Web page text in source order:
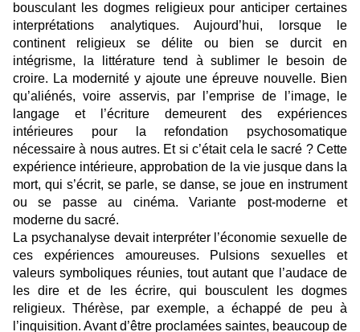
bousculant les dogmes religieux pour anticiper certaines
interprétations analytiques. Aujourd’hui, lorsque le
continent religieux se délite ou bien se durcit en
intégrisme, la littérature tend à sublimer le besoin de
croire. La modernité y ajoute une épreuve nouvelle. Bien
qu’aliénés, voire asservis, par l’emprise de l’image, le
langage et l’écriture demeurent des expériences
intérieures pour la refondation psychosomatique
nécessaire à nous autres. Et si c’était cela le sacré ? Cette
expérience intérieure, approbation de la vie jusque dans la
mort, qui s’écrit, se parle, se danse, se joue en instrument
ou se passe au cinéma. Variante post-moderne et
moderne du sacré.
La psychanalyse devait interpréter l’économie sexuelle de
ces expériences amoureuses. Pulsions sexuelles et
valeurs symboliques réunies, tout autant que l’audace de
les dire et de les écrire, qui bousculent les dogmes
religieux. Thérèse, par exemple, a échappé de peu à
l’inquisition. Avant d’être proclamées saintes, beaucoup de